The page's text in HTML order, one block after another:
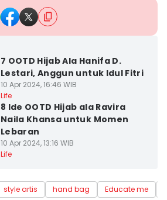
7 OOTD Hijab Ala Hanifa D.
Lestari, Anggun untuk Idul Fitri
10 Apr 2024, 16:46 WIB
Life
8 Ide OOTD Hijab ala Ravira
Naila Khansa untuk Momen
Lebaran
10 Apr 2024, 13:16 WIB
Life
style artis hand bag Educate me